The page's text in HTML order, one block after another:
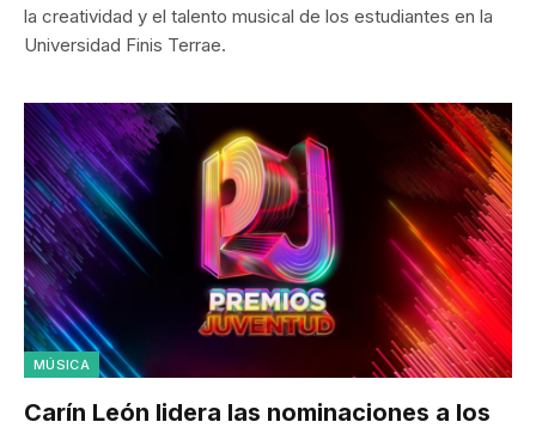
la creatividad y el talento musical de los estudiantes en la
Universidad Finis Terrae.
MÚSICA
Carín León lidera las nominaciones a los